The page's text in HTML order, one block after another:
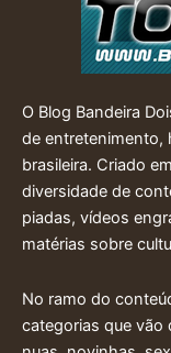
O Blog Bandeira
de entretenimento,
brasileira. Criado
diversidade de
piadas, vídeos
matérias sobre
No ramo do
categorias que vão